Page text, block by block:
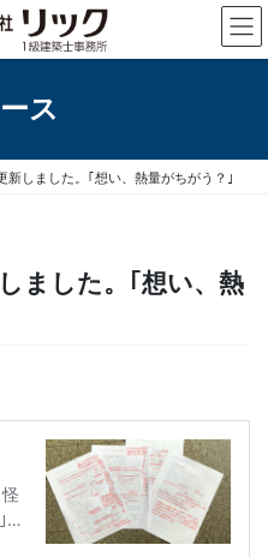
ス
新しました。｢想い、熱量がちがう？｣